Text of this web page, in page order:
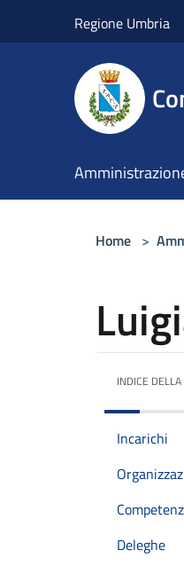
Regione Umbria
Home >
INDICE
Incarichi
Deleghe